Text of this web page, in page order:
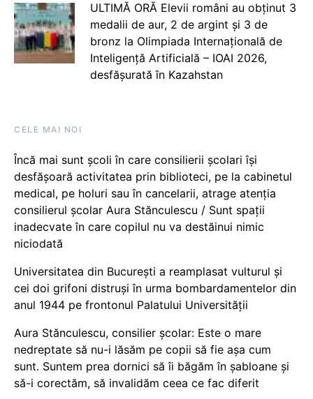
ULTIMĂ ORĂ Elevii români au obținut 3
medalii de aur, 2 de argint și 3 de
bronz la Olimpiada Internațională de
Inteligență Artificială – IOAI 2026,
desfășurată în Kazahstan
CELE MAI NOI
Încă mai sunt școli în care consilierii școlari își
desfășoară activitatea prin biblioteci, pe la cabinetul
medical, pe holuri sau în cancelarii, atrage atenția
consilierul școlar Aura Stănculescu / Sunt spații
inadecvate în care copilul nu va destăinui nimic
niciodată
Universitatea din București a reamplasat vulturul și
cei doi grifoni distruși în urma bombardamentelor din
anul 1944 pe frontonul Palatului Universității
Aura Stănculescu, consilier școlar: Este o mare
nedreptate să nu-i lăsăm pe copii să fie așa cum
sunt. Suntem prea dornici să îi băgăm în șabloane și
să-i corectăm, să invalidăm ceea ce fac diferit